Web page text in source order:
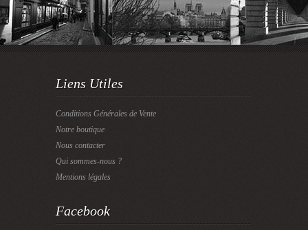
Liens Utiles
Conditions Générales de Vente
Notre boutique
Nous contacter
Qui sommes-nous ?
Mentions légales
Facebook